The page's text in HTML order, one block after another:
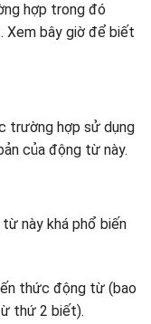
hợp trong đó
Xem bây giờ để biết
trường hợp sử dụng
của động từ này.
này khá phổ biến
​​thức động từ (bao
thứ 2 biết).